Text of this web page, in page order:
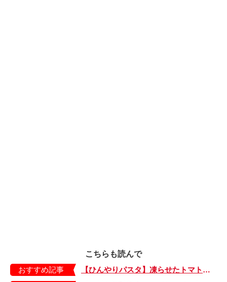
こちらも読んで
おすすめ記事
【ひんやりパスタ】凍らせたトマトで夏らしい一品「たらこのトマトシャーベットパスタ」